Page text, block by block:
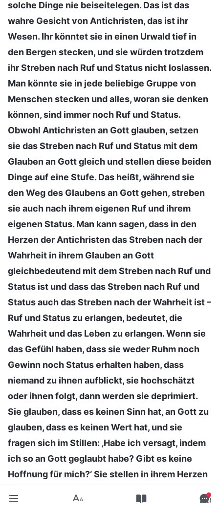
solche Dinge nie beiseitelegen. Das ist das
wahre Gesicht von Antichristen, das ist ihr
Wesen. Ihr könntet sie in einen Urwald tief in
den Bergen stecken, und sie würden trotzdem
ihr Streben nach Ruf und Status nicht loslassen.
Man könnte sie in jede beliebige Gruppe von
Menschen stecken und alles, woran sie denken
können, sind immer noch Ruf und Status.
Obwohl Antichristen an Gott glauben, setzen
sie das Streben nach Ruf und Status mit dem
Glauben an Gott gleich und stellen diese beiden
Dinge auf eine Stufe. Das heißt, während sie
den Weg des Glaubens an Gott gehen, streben
sie auch nach ihrem eigenen Ruf und ihrem
eigenen Status. Man kann sagen, dass in den
Herzen der Antichristen das Streben nach der
Wahrheit in ihrem Glauben an Gott
gleichbedeutend mit dem Streben nach Ruf und
Status ist und dass das Streben nach Ruf und
Status auch das Streben nach der Wahrheit ist –
Ruf und Status zu erlangen, bedeutet, die
Wahrheit und das Leben zu erlangen. Wenn sie
das Gefühl haben, dass sie weder Ruhm noch
Gewinn noch Status erhalten haben, dass
niemand zu ihnen aufblickt, sie hochschätzt
oder ihnen folgt, dann werden sie deprimiert.
Sie glauben, dass es keinen Sinn hat, an Gott zu
glauben, dass es keinen Wert hat, und sie
fragen sich im Stillen: ‚Habe ich versagt, indem
ich so an Gott geglaubt habe? Gibt es keine
Hoffnung für mich?‘ Sie stellen in ihrem Herzen
rechnen sich aus, wie sie sich einen Platz im